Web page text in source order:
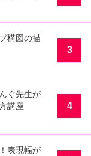
構図の描
3
ぐ先生が
講座
4
表現幅が